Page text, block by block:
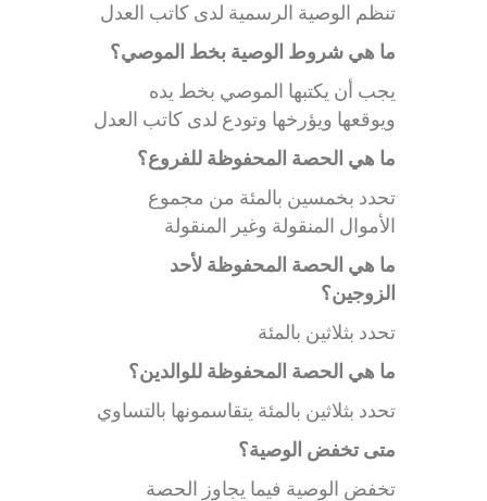
تنظم الوصية الرسمية لدى كاتب العدل
ما هي شروط الوصية بخط الموصي؟
يجب أن يكتبها الموصي بخط يده
ويوقعها ويؤرخها وتودع لدى كاتب العدل
ما هي الحصة المحفوظة للفروع؟
تحدد بخمسين بالمئة من مجموع
الأموال المنقولة وغير المنقولة
ما هي الحصة المحفوظة لأحد
الزوجين؟
تحدد بثلاثين بالمئة
ما هي الحصة المحفوظة للوالدين؟
تحدد بثلاثين بالمئة يتقاسمونها بالتساوي
متى تخفض الوصية؟
تخفض الوصية فيما يجاوز الحصة